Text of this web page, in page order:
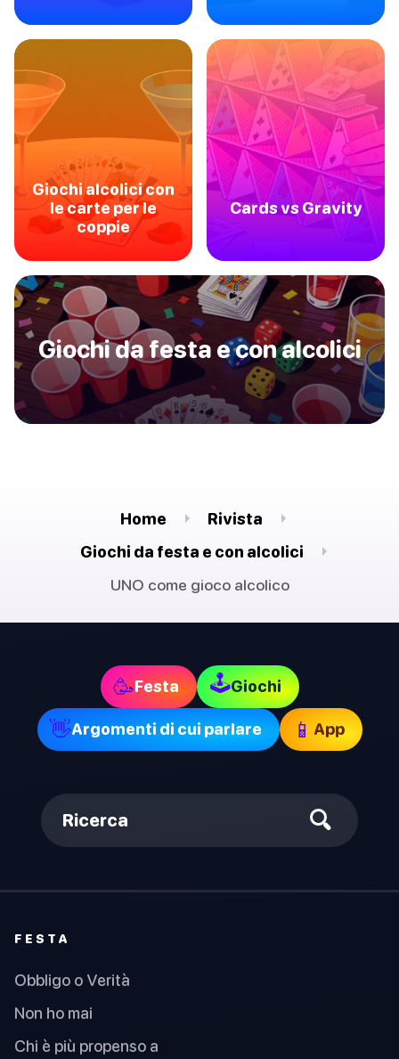
Giochi alcolici con
le carte per le
coppie
Cards vs Gravity
Giochi da festa e con alcolici
Home
Rivista
Giochi da festa e con alcolici
UNO come gioco alcolico
🥳Festa 🕹Giochi
👋Argomenti di cui parlare 📱 App
Ricerca
FESTA
Obbligo o Verità
Non ho mai
Chi è più propenso a